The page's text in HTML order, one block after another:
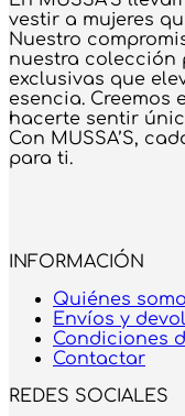
vestir a mujeres
Nuestro
nuestra colección
exclusivas que
esencia. Creemos
hacerte sentir
Con MUSSA’S,
para ti.
INFORMACIÓN
Quiénes
Envíos y
Condiciones
Contactar
REDES SOCIALES